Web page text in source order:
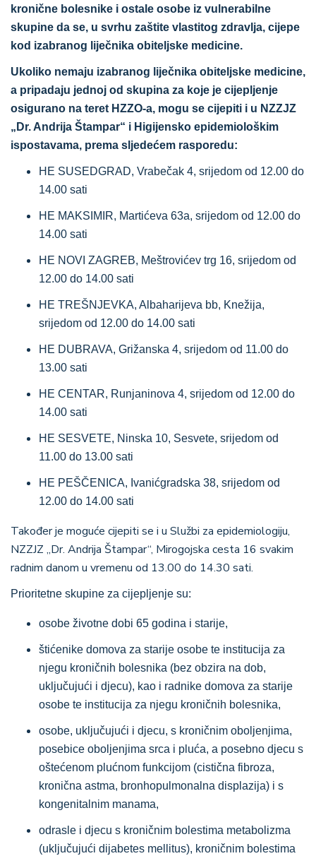
kronične bolesnike i ostale osobe iz vulnerabilne
skupine da se, u svrhu zaštite vlastitog zdravlja, cijepe
kod izabranog liječnika obiteljske medicine.
Ukoliko nemaju izabranog liječnika obiteljske medicine,
a pripadaju jednoj od skupina za koje je cijepljenje
osigurano na teret HZZO-a, mogu se cijepiti i u NZZJZ
„Dr. Andrija Štampar“ i Higijensko epidemiološkim
ispostavama, prema sljedećem rasporedu:
HE SUSEDGRAD, Vrabečak 4, srijedom od 12.00 do
14.00 sati
HE MAKSIMIR, Martićeva 63a, srijedom od 12.00 do
14.00 sati
HE NOVI ZAGREB, Meštrovićev trg 16, srijedom od
12.00 do 14.00 sati
HE TREŠNJEVKA, Albaharijeva bb, Knežija,
srijedom od 12.00 do 14.00 sati
HE DUBRAVA, Grižanska 4, srijedom od 11.00 do
13.00 sati
HE CENTAR, Runjaninova 4, srijedom od 12.00 do
14.00 sati
HE SESVETE, Ninska 10, Sesvete, srijedom od
11.00 do 13.00 sati
HE PEŠČENICA, Ivanićgradska 38, srijedom od
12.00 do 14.00 sati
Također je moguće cijepiti se i u Službi za epidemiologiju,
NZZJZ „Dr. Andrija Štampar“, Mirogojska cesta 16 svakim
radnim danom u vremenu od 13.00 do 14.30 sati.
Prioritetne skupine za cijepljenje su:
osobe životne dobi 65 godina i starije,
štićenike domova za starije osobe te institucija za
njegu kroničnih bolesnika (bez obzira na dob,
uključujući i djecu), kao i radnike domova za starije
osobe te institucija za njegu kroničnih bolesnika,
osobe, uključujući i djecu, s kroničnim oboljenjima,
posebice oboljenjima srca i pluća, a posebno djecu s
oštećenom plućnom funkcijom (cistična fibroza,
kronična astma, bronhopulmonalna displazija) i s
kongenitalnim manama,
odrasle i djecu s kroničnim bolestima metabolizma
(uključujući dijabetes mellitus), kroničnim bolestima